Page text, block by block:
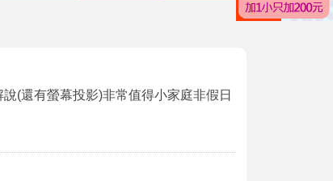
(還有螢幕投影)非常值得小家庭非假日